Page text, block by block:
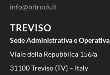
info@bitrock.it
TREVISO
Sede Administrativa e Operativa
Viale della Repubblica 156/a
31100 Treviso (TV) – Italy